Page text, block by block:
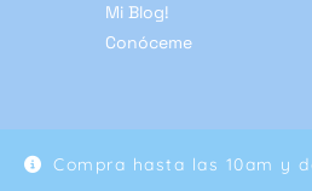
Compra hasta las 10am y
Mi Blog!
Conóceme